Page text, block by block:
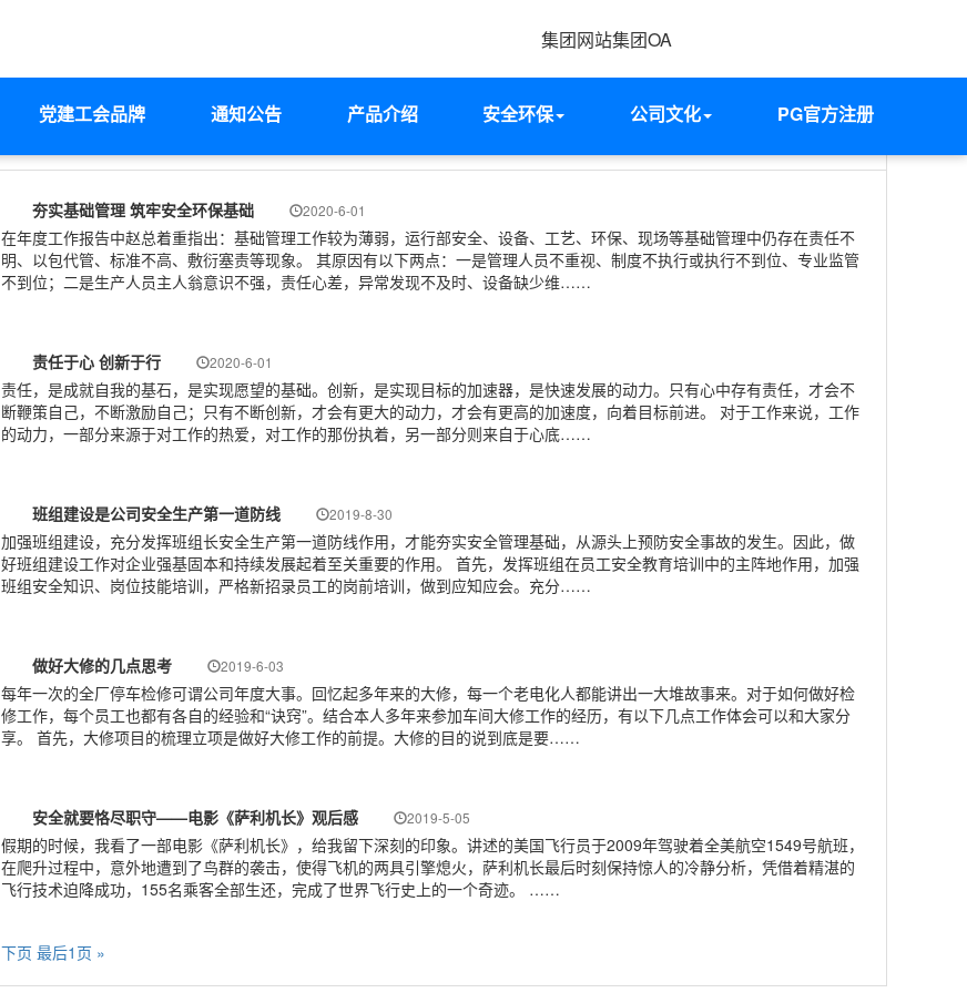
集团网站集团OA
党建工会品牌 通知公告 产品介绍 安全环保 公司文化 PG官方注册
首页 安全环保 安全环保之我见
夯实基础管理 筑牢安全环保基础 2020-6-01
在年度工作报告中赵总着重指出：基础管理工作较为薄弱，运行部安全、设备、工艺、环保、现场等基础管理中仍存在责任不
明、以包代管、标准不高、敷衍塞责等现象。 其原因有以下两点：一是管理人员不重视、制度不执行或执行不到位、专业监管
不到位；二是生产人员主人翁意识不强，责任心差，异常发现不及时、设备缺少维……
责任于心 创新于行 2020-6-01
责任，是成就自我的基石，是实现愿望的基础。创新，是实现目标的加速器，是快速发展的动力。只有心中存有责任，才会不
断鞭策自己，不断激励自己；只有不断创新，才会有更大的动力，才会有更高的加速度，向着目标前进。 对于工作来说，工作
的动力，一部分来源于对工作的热爱，对工作的那份执着，另一部分则来自于心底……
班组建设是公司安全生产第一道防线 2019-8-30
加强班组建设，充分发挥班组长安全生产第一道防线作用，才能夯实安全管理基础，从源头上预防安全事故的发生。因此，做
好班组建设工作对企业强基固本和持续发展起着至关重要的作用。 首先，发挥班组在员工安全教育培训中的主阵地作用，加强
班组安全知识、岗位技能培训，严格新招录员工的岗前培训，做到应知应会。充分……
做好大修的几点思考 2019-6-03
每年一次的全厂停车检修可谓公司年度大事。回忆起多年来的大修，每一个老电化人都能讲出一大堆故事来。对于如何做好检
修工作，每个员工也都有各自的经验和“诀窍”。结合本人多年来参加车间大修工作的经历，有以下几点工作体会可以和大家分
享。 首先，大修项目的梳理立项是做好大修工作的前提。大修的目的说到底是要……
安全就要恪尽职守——电影《萨利机长》观后感 2019-5-05
假期的时候，我看了一部电影《萨利机长》，给我留下深刻的印象。讲述的美国飞行员于2009年驾驶着全美航空1549号航班，
在爬升过程中，意外地遭到了鸟群的袭击，使得飞机的两具引擎熄火，萨利机长最后时刻保持惊人的冷静分析，凭借着精湛的
飞行技术迫降成功，155名乘客全部生还，完成了世界飞行史上的一个奇迹。 ……
下页 最后1页 »